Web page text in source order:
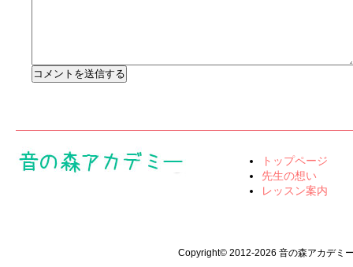
トップページ
先生の想い
レッスン案内
Copyright© 2012-2026 音の森アカデミ